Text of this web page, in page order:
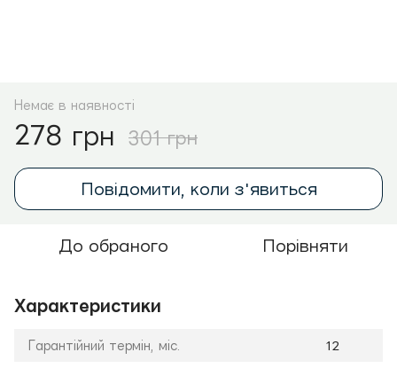
Немає в наявності
278 грн 301 грн
Повідомити, коли з'явиться
До обраного Порівняти
Характеристики
Гарантійний термін, міс. 12